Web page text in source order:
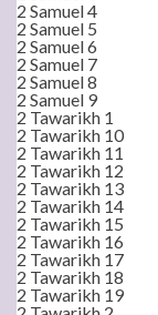
2 Samuel 4
2 Samuel 5
2 Samuel 6
2 Samuel 7
2 Samuel 8
2 Samuel 9
2 Tawarikh 1
2 Tawarikh 10
2 Tawarikh 11
2 Tawarikh 12
2 Tawarikh 13
2 Tawarikh 14
2 Tawarikh 15
2 Tawarikh 16
2 Tawarikh 17
2 Tawarikh 18
2 Tawarikh 19